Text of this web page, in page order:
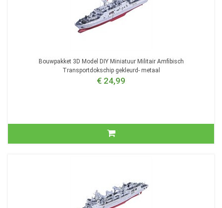
Bouwpakket 3D Model DIY Miniatuur Militair Amfibisch
Transportdokschip gekleurd- metaal
€ 24,99